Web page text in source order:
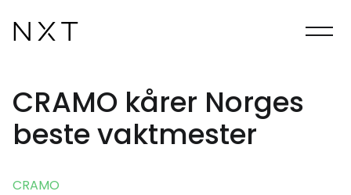
CRAMO kårer Norges
beste vaktmester
CRAMO